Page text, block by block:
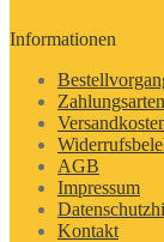
Informationen
Zahlungsarten
AGB
Impressum
Kontakt